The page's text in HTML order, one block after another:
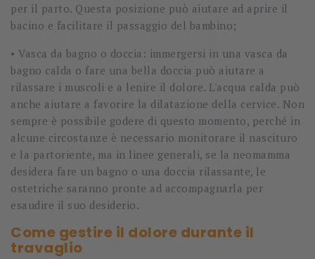
per il parto. Questa posizione può aiutare ad aprire il
bacino e facilitare il passaggio del bambino;
• Vasca da bagno o doccia: immergersi in una vasca da
bagno calda o fare una bella doccia può aiutare a
rilassare i muscoli e a lenire il dolore. L'acqua calda può
anche aiutare a favorire la dilatazione della cervice. Non
sempre è possibile godere di questo momento, perché in
alcune circostanze è necessario monitorare il nascituro
e la partoriente, ma in linee generali, se la neomamma
desidera fare un bagno o una doccia rilassante, le
ostetriche saranno pronte ad accompagnarla per
esaudire il suo desiderio.
Come gestire il dolore durante il
travaglio